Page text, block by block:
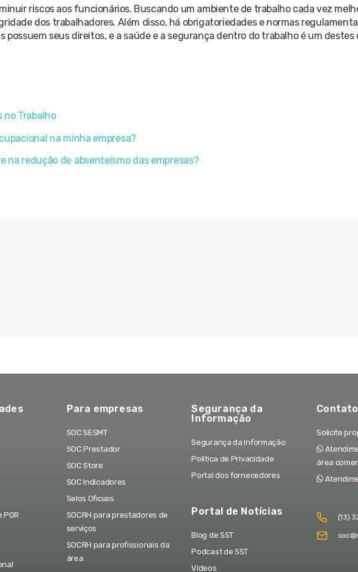
riscos aos funcionários. Buscando um ambiente de trabalho cada vez
dos trabalhadores. Além disso, há obrigatoriedades e normas
possuem seus direitos, e a saúde e a segurança dentro do trabalho é um destes
no Trabalho
na minha empresa?
na redução de absenteísmo das empresas?
PGR
Para empresas
SOC SESMT
SOC Prestador
SOC Store
SOC Indicadores
Selos Oficiais
SOCRH para prestadores de
serviços
SOCRH para profissionais da
área
Segurança da
Informação
Segurança da Informação
Política de Privacidade
Portal dos fornecedores
Portal de Notícias
Blog de SST
Podcast de SST
Vídeos
Contato
Solicite
área
(13)